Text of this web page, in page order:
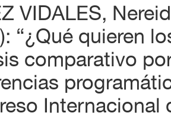
VIDALES,
“¿Qué quieren
comparativo
Internacional